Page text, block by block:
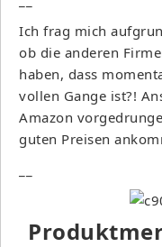
Ich frag mich
ob die anderen
haben, dass
vollen Gange ist?!
Amazon
guten Preisen